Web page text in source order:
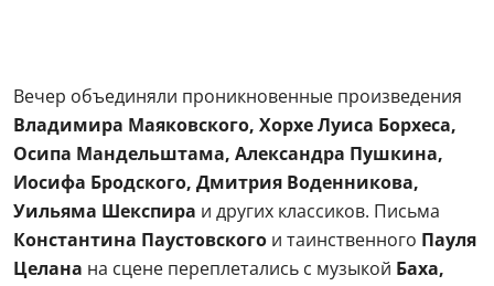
Вечер объединяли проникновенные произведения
Владимира Маяковского, Хорхе Луиса Борхеса,
Осипа Мандельштама, Александра Пушкина,
Иосифа Бродского, Дмитрия Воденникова,
Уильяма Шекспира и других классиков. Письма
Константина Паустовского и таинственного Пауля
Целана на сцене переплетались с музыкой Баха,